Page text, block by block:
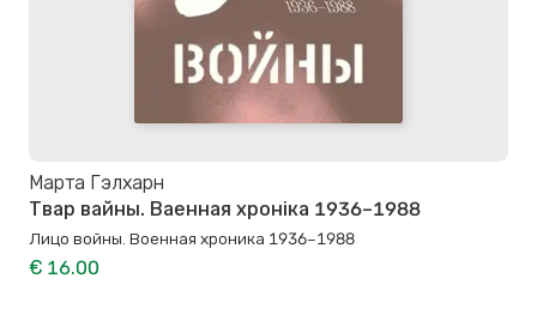
Марта Гэлхарн
Твар вайны. Ваенная хроніка 1936–1988
Лицо войны. Военная хроника 1936–1988
€ 16.00